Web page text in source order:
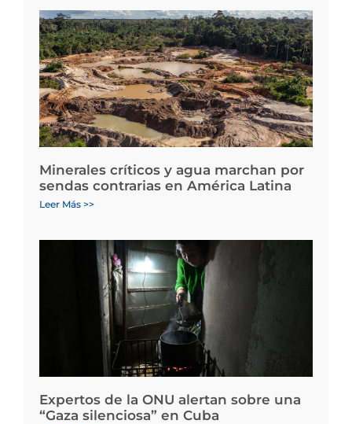
Minerales críticos y agua marchan por
sendas contrarias en América Latina
Leer Más >>
Expertos de la ONU alertan sobre una
“Gaza silenciosa” en Cuba